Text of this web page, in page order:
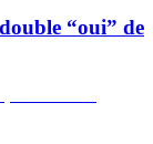
“oui” de